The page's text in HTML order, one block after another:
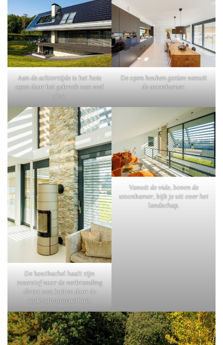
Aan de achterzijde is het huis
open door het gebruik van veel
glas.
De open keuken gezien vanuit
de woonkamer.
De houtkachel haalt zijn
zuurstof voor de verbranding
direct van buiten door de
onderste aanvoerbuis.
Vanuit de vide, boven de
woonkamer, kijk je uit over het
landschap.